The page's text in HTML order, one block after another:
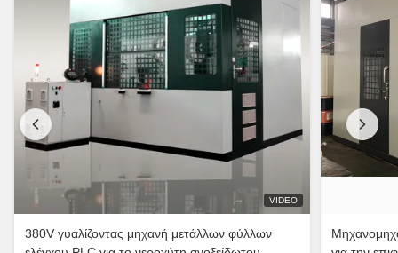
VIDEO
380V γυαλίζοντας μηχανή μετάλλων φύλλων